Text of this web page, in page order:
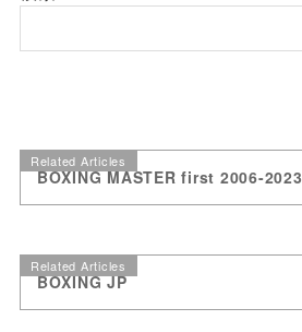
Related Articles
BOXING MASTER first 2006-2023
Related Articles
BOXING JP